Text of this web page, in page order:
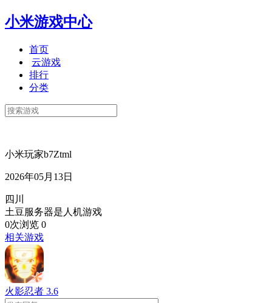
小米游戏中心
首页
云游戏
排行
分类
小米玩家b7Ztml
2026年05月13日
四川
土豆服务器是人机游戏
0次浏览 0
相关游戏
火影忍者 3.6